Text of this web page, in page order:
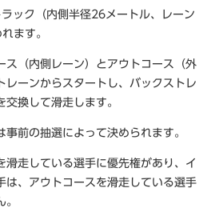
ック（内側半径26メートル、レーン
ます。
ス（内側レーン）とアウトコース（外
レーンからスタートし、バックストレ
換して滑走します。
前の抽選によって決められます。
滑走している選手に優先権があり、イ
は、アウトコースを滑走している選手